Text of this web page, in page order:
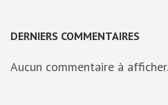
DERNIERS COMMENTAIRES
Aucun commentaire à afficher.